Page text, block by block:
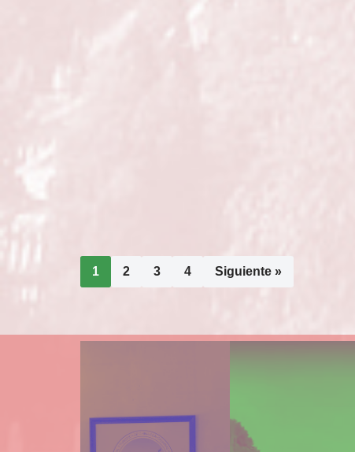
1 2 3 4 Siguiente »